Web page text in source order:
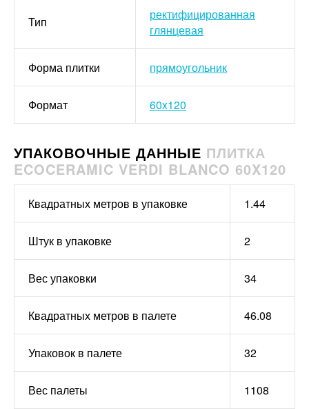
Тип
ректифицированная
глянцевая
Форма плитки прямоугольник
Формат 60x120
УПАКОВОЧНЫЕ ДАННЫЕ ПЛИТКА
ECOCERAMIC VERDI BLANCO 60X120
Квадратных метров в упаковке 1.44
Штук в упаковке 2
Вес упаковки 34
Квадратных метров в палете 46.08
Упаковок в палете 32
Вес палеты 1108